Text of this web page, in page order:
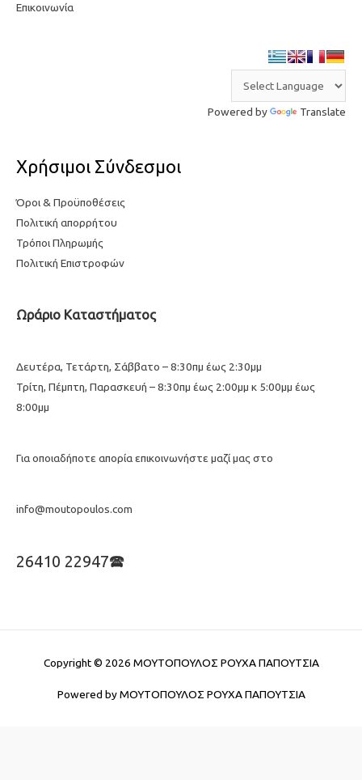
Επικοινωνία
Powered by Translate
Χρήσιμοι Σύνδεσμοι
Όροι & Προϋποθέσεις
Πολιτική απορρήτου
Τρόποι Πληρωμής
Πολιτική Επιστροφών
Ωράριο Καταστήματος
Δευτέρα, Τετάρτη, Σάββατο – 8:30πμ έως 2:30μμ
Τρίτη, Πέμπτη, Παρασκευή – 8:30πμ έως 2:00μμ κ 5:00μμ έως
8:00μμ
Για οποιαδήποτε απορία επικοινωνήστε μαζί μας στο
info@moutopoulos.com
26410 22947🕿
Copyright © 2026 ΜΟΥΤΟΠΟΥΛΟΣ ΡΟΥΧΑ ΠΑΠΟΥΤΣΙΑ
Powered byΜΟΥΤΟΠΟΥΛΟΣ ΡΟΥΧΑ ΠΑΠΟΥΤΣΙΑ